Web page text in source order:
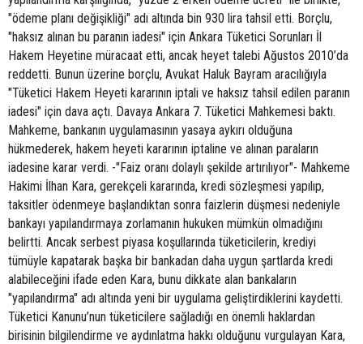
"ödeme planı değişikliği" adı altında bin 930 lira tahsil etti. Borçlu,
"haksız alınan bu paranın iadesi" için Ankara Tüketici Sorunları İl
Hakem Heyetine müracaat etti, ancak heyet talebi Ağustos 2010’da
reddetti. Bunun üzerine borçlu, Avukat Haluk Bayram aracılığıyla
"Tüketici Hakem Heyeti kararının iptali ve haksız tahsil edilen paranın
iadesi" için dava açtı. Davaya Ankara 7. Tüketici Mahkemesi baktı.
Mahkeme, bankanın uygulamasının yasaya aykırı olduğuna
hükmederek, hakem heyeti kararının iptaline ve alınan paraların
iadesine karar verdi. -"Faiz oranı dolaylı şekilde artırılıyor"- Mahkeme
Hakimi İlhan Kara, gerekçeli kararında, kredi sözleşmesi yapılıp,
taksitler ödenmeye başlandıktan sonra faizlerin düşmesi nedeniyle
bankayı yapılandırmaya zorlamanın hukuken mümkün olmadığını
belirtti. Ancak serbest piyasa koşullarında tüketicilerin, krediyi
tümüyle kapatarak başka bir bankadan daha uygun şartlarda kredi
alabileceğini ifade eden Kara, bunu dikkate alan bankaların
"yapılandırma" adı altında yeni bir uygulama geliştirdiklerini kaydetti.
Tüketici Kanunu’nun tüketicilere sağladığı en önemli haklardan
birisinin bilgilendirme ve aydınlatma hakkı olduğunu vurgulayan Kara,